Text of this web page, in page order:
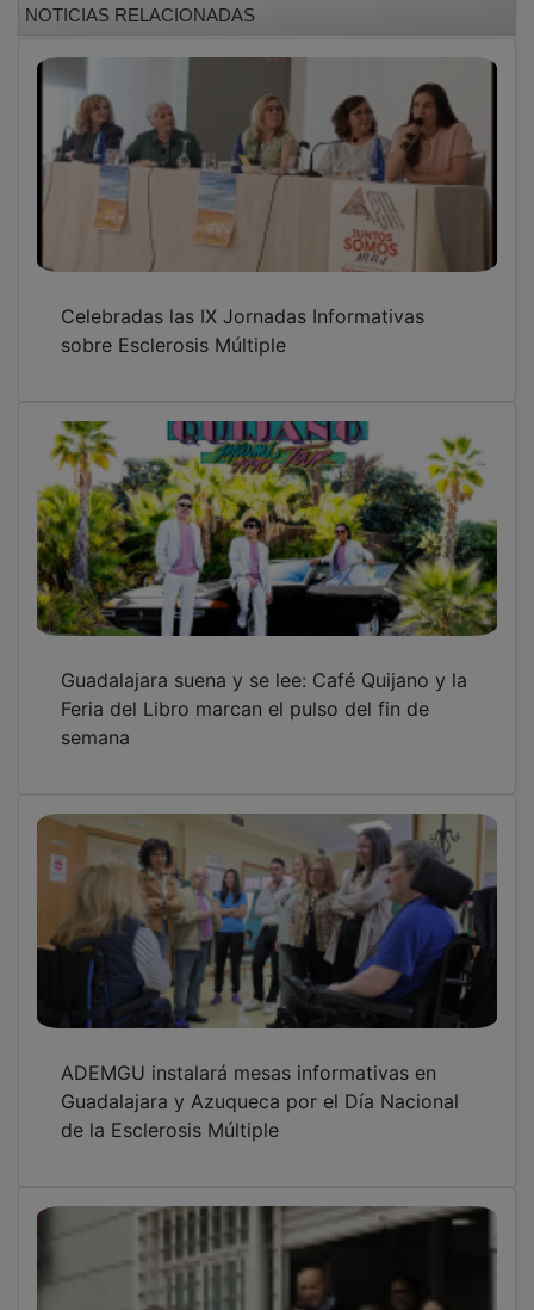
sobre Esclerosis Múltiple
Feria del Libro marcan el pulso del fin de
semana
Guadalajara y Azuqueca por el Día Nacional
de la Esclerosis Múltiple